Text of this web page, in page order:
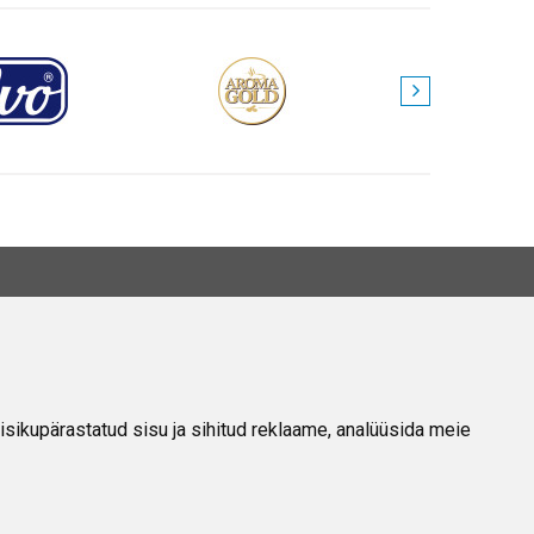
sisu ja sihitud reklaame, analüüsida meie
Kontakt